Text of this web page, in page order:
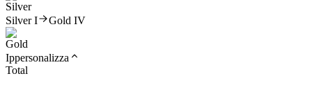
Silver I Gold IV
Ippersonalizza
Total